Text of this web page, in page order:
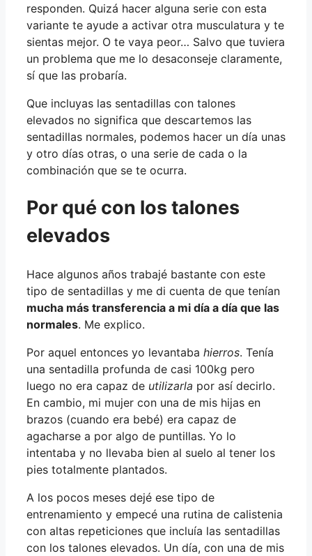
responden. Quizá hacer alguna serie con esta
variante te ayude a activar otra musculatura y te
sientas mejor. O te vaya peor… Salvo que tuviera
un problema que me lo desaconseje claramente,
sí que las probaría.
Que incluyas las sentadillas con talones
elevados no significa que descartemos las
sentadillas normales, podemos hacer un día unas
y otro días otras, o una serie de cada o la
combinación que se te ocurra.
Por qué con los talones
elevados
Hace algunos años trabajé bastante con este
tipo de sentadillas y me di cuenta de que tenían
mucha más transferencia a mi día a día que las
normales. Me explico.
Por aquel entonces yo levantaba hierros. Tenía
una sentadilla profunda de casi 100kg pero
luego no era capaz de utilizarla por así decirlo.
En cambio, mi mujer con una de mis hijas en
brazos (cuando era bebé) era capaz de
agacharse a por algo de puntillas. Yo lo
intentaba y no llevaba bien al suelo al tener los
pies totalmente plantados.
A los pocos meses dejé ese tipo de
entrenamiento y empecé una rutina de calistenia
con altas repeticiones que incluía las sentadillas
con los talones elevados. Un día, con una de mis